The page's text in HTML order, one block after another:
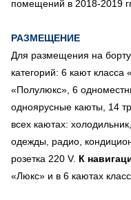
помещений в 2018-2019
РАЗМЕЩЕНИЕ
Для размещения на
категорий: 6 кают класса
«Полулюкс», 6
одноярусные каюты, 14
всех каютах:
одежды, радио,
розетка 220 V. К
«Люкс» и в 6 каютах